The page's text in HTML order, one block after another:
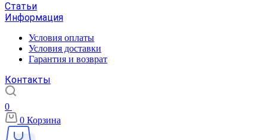
Статьи
Информация
Условия оплаты
Условия доставки
Гарантия и возврат
Контакты
0
0 Корзина